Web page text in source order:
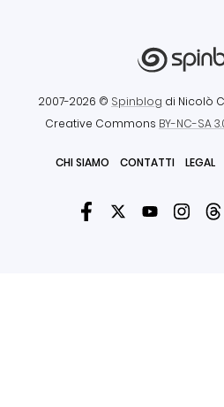
2007-2026 © Spinblog di Nicolò
Creative Commons BY-NC-SA
CHI SIAMO CONTATTI LEGAL